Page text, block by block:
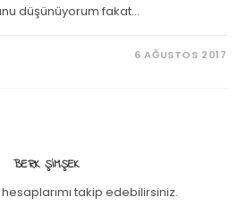
düşünüyorum fakat…
6 AĞUSTOS 2017
BERK ŞIMŞEK
takip edebilirsiniz.